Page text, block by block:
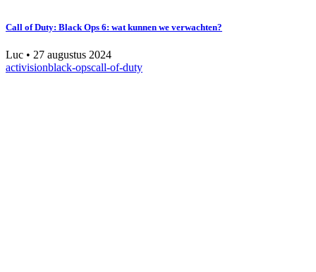
Call of Duty: Black Ops 6: wat kunnen we verwachten?
Luc • 27 augustus 2024
activisionblack-opscall-of-duty